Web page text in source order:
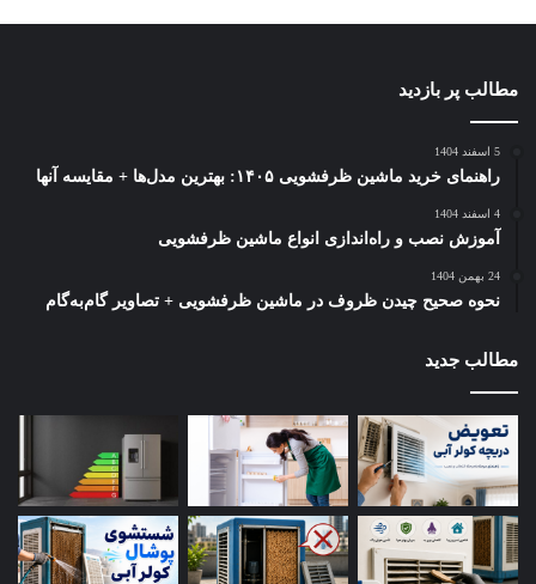
آن را خشک کنید و سر جای خود قرار دهید.
این بخش از نظافت ماشین باید مراحل زیر را پشت‌سر بگذارید:
یک دستمال نرم را با محلول آب، سرکه یا شوینده ملایم
سطوح داخلی شامل لبه‌های درب ماشین و اطراف دیگ را پاک
کنید؛
با یک دستمال خشک، تمام قسمت‌های ماشین را خشک کنید.
مطالب پر بازدید
5 اسفند 1404
راهنمای خرید ماشین ظرفشویی ۱۴۰۵: بهترین مدل‌ها + مقایسه آنها
4 اسفند 1404
آموزش نصب و راه‌اندازی انواع ماشین ظرفشویی
24 بهمن 1404
نحوه صحیح چیدن ظروف در ماشین ظرفشویی + تصاویر گام‌به‌گام
مطالب جدید